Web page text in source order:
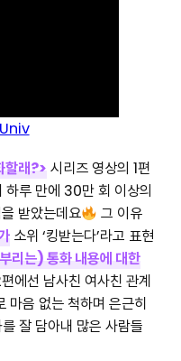
할래?>시리즈 영상의 1편
하루 만에 30만 회 이상의
받았는데요
그 이유
소위 ‘킹받는다’라고 표현
리는) 통화 내용에 대한
에선 남사친 여사친 관계
마음 없는 척하며 은근히
잘 담아내 많은 사람들